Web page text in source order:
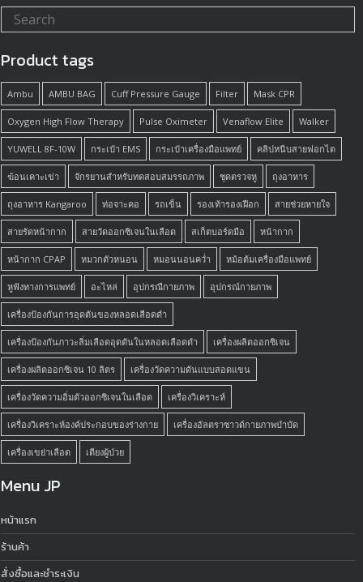
Product tags
Ambu AMBU BAG Cuff Pressure Gauge Filter Mask CPR
Oxygen High Flow Therapy Pulse Oximeter Venaflow Elite Walker
YUWELL 8F-10W กระเป๋า EMS กระเป๋าเครื่องมือแพทย์ คลิปหนีบสายฟอกไต
ฆ้อนเคาะเข่า จักรยานสำหรับทดสอบสมรรถภาพ ชุดตรวจหู ถุงอาหาร
ถุงอาหาร Kangaroo ท่อจาะคอ รถเข็น รองเท้ารองเฝือก สายช่วยหายใจ
สายรัดหน้ากาก สายวัดออกซิเจนในเลือด สเก็ตบอร์ดมือ หน้ากาก
หน้ากาก CPAP หมวกตัวหนอน หมอนนอนคว่ำ หม้อต้มเครื่องมือแพทย์
หูฟังทางการแพทย์ อะไหล่ อุปกรณืกายภาพ อุปกรณ์กายภาพ
เครื่องป้องกันการอุดตันของหลอดเลือดดำ
เครื่องป้องกันภาวะลิ่มเลือดอุดตันในหลอดเลือดดำ เครื่องผลิตออกซิเจน
เครื่องผลิตออกซิเจน 10 ลิตร เครื่องวัดความดันแบบสอดแขน
เครื่องวัดความอิ่มตัวออกซิเจนในเลือด เครื่องวิเคราะห์
เครื่องวิเคราะห์องค์ประกอบของร่างกาย เครื่องอัลตราซาวด์กายภาพบำบัด
เครื่องเขย่าเลือด เตียงผู้ป่วย
Menu JP
หน้าแรก
ร้านค้า
สั่งซื้อและชำระเงิน